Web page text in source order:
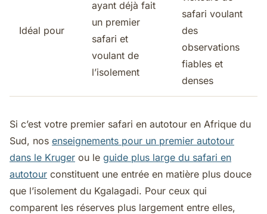
Idéal pour
ayant déjà fait
un premier
safari et
voulant de
l’isolement
safari voulant
des
observations
fiables et
denses
Si c’est votre premier safari en autotour en Afrique du
Sud, nos enseignements pour un premier autotour
dans le Kruger ou le guide plus large du safari en
autotour constituent une entrée en matière plus douce
que l’isolement du Kgalagadi. Pour ceux qui
comparent les réserves plus largement entre elles,